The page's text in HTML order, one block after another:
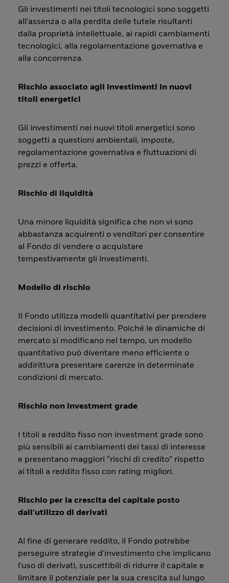
Gli investimenti nei titoli tecnologici sono soggetti
all'assenza o alla perdita delle tutele risultanti
dalla proprietà intellettuale, ai rapidi cambiamenti
tecnologici, alla regolamentazione governativa e
alla concorrenza.
Rischio associato agli investimenti in nuovi
titoli energetici
Gli investimenti nei nuovi titoli energetici sono
soggetti a questioni ambientali, imposte,
regolamentazione governativa e fluttuazioni di
prezzi e offerta.
Rischio di liquidità
Una minore liquidità significa che non vi sono
abbastanza acquirenti o venditori per consentire
al Fondo di vendere o acquistare
tempestivamente gli investimenti.
Modello di rischio
Il Fondo utilizza modelli quantitativi per prendere
decisioni di investimento. Poiché le dinamiche di
mercato si modificano nel tempo, un modello
quantitativo può diventare meno efficiente o
addirittura presentare carenze in determinate
condizioni di mercato.
Rischio non investment grade
I titoli a reddito fisso non investment grade sono
più sensibili ai cambiamenti dei tassi di interesse
e presentano maggiori “rischi di credito” rispetto
ai titoli a reddito fisso con rating migliori.
Rischio per la crescita del capitale posto
dall'utilizzo di derivati
Al fine di generare reddito, il Fondo potrebbe
perseguire strategie d'investimento che implicano
l'uso di derivati, suscettibili di ridurre il capitale e
limitare il potenziale per la sua crescita sul lungo